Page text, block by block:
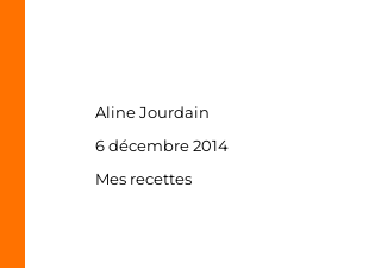
Auteur
Aline Jourdain
Publié
le
6 décembre 2014
Catégories
Mes recettes